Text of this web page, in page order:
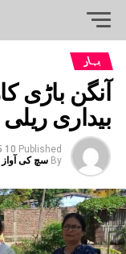
بہار
آنگن باڑی
بیداری ریلی
Published
10 months ago
By سچ کی